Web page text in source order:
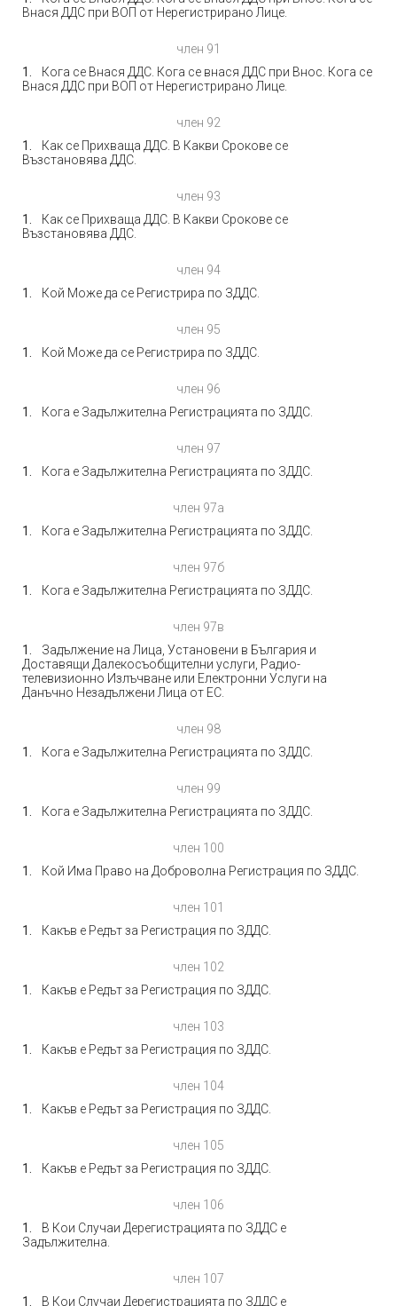
Внася ДДС при ВОП от Нерегистрирано Лице.
член 91
Кога се Внася ДДС. Кога се внася ДДС при Внос. Кога се
Внася ДДС при ВОП от Нерегистрирано Лице.
член 92
Как се Прихваща ДДС. В Какви Срокове се
Възстановява ДДС.
член 93
Как се Прихваща ДДС. В Какви Срокове се
Възстановява ДДС.
член 94
Кой Може да се Регистрира по ЗДДС.
член 95
Кой Може да се Регистрира по ЗДДС.
член 96
Кога е Задължителна Регистрацията по ЗДДС.
член 97
Кога е Задължителна Регистрацията по ЗДДС.
член 97а
Кога е Задължителна Регистрацията по ЗДДС.
член 97б
Кога е Задължителна Регистрацията по ЗДДС.
член 97в
Задължение на Лица, Установени в България и
Доставящи Далекосъобщителни услуги, Радио-
телевизионно Излъчване или Електронни Услуги на
Данъчно Незадължени Лица от ЕС.
член 98
Кога е Задължителна Регистрацията по ЗДДС.
член 99
Кога е Задължителна Регистрацията по ЗДДС.
член 100
Кой Има Право на Доброволна Регистрация по ЗДДС.
член 101
Какъв е Редът за Регистрация по ЗДДС.
член 102
Какъв е Редът за Регистрация по ЗДДС.
член 103
Какъв е Редът за Регистрация по ЗДДС.
член 104
Какъв е Редът за Регистрация по ЗДДС.
член 105
Какъв е Редът за Регистрация по ЗДДС.
член 106
В Кои Случаи Дерегистрацията по ЗДДС е
Задължителна.
член 107
В Кои Случаи Дерегистрацията по ЗДДС е